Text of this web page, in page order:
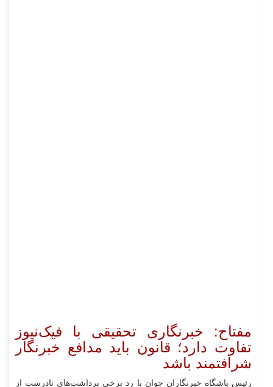
مفتاح: خبرنگاری تحقیقی با فیک‌نیوز
تفاوت دارد؛ قانون باید مدافع خبرنگار
شرافتمند باشد
رئیس باشگاه خبرنگاران جوان با رد برخی برداشت‌های نادرست از